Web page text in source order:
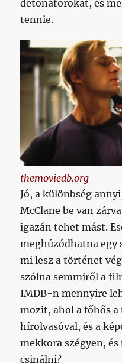
detonátorokat, és
tennie.
themoviedb.org
Jó, a különbség
McClane be van
igazán tehet mást.
meghúzódhatna egy
mi lesz a történet
szólna semmiről a
IMDB-n mennyire
mozit, ahol a főhős
hírolvasóval, és a
mekkora szégyen,
csinálni?